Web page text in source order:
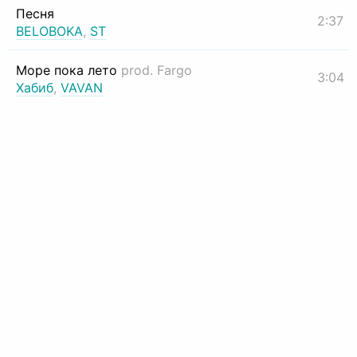
Песня
BELOBOKA, ST
2:37
Море пока лето prod. Fargo
Хабиб, VAVAN
3:04